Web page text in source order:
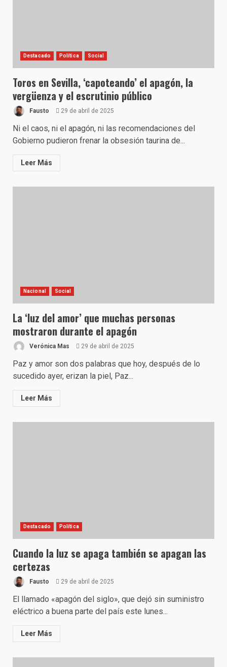
Destacado Política Social
Toros en Sevilla, ‘capoteando’ el apagón, la
vergüenza y el escrutinio público
Fausto 29 de abril de 2025
Ni el caos, ni el apagón, ni las recomendaciones del
Gobierno pudieron frenar la obsesión taurina de...
Leer Más
Nacional Social
La ‘luz del amor’ que muchas personas
mostraron durante el apagón
Verónica Mas 29 de abril de 2025
Paz y amor son dos palabras que hoy, después de lo
sucedido ayer, erizan la piel, Paz...
Leer Más
Destacado Política
Cuando la luz se apaga también se apagan las
certezas
Fausto 29 de abril de 2025
El llamado «apagón del siglo», que dejó sin suministro
eléctrico a buena parte del país este lunes...
Leer Más